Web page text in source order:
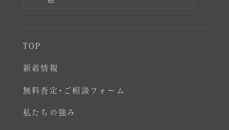
TOP
新着情報
無料査定･ご相談フォーム
私たちの強み